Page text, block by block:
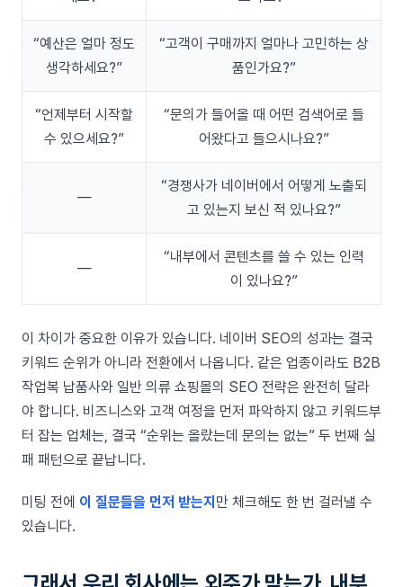
“예산은 얼마 정도
생각하세요?”
“고객이 구매까지 얼마나 고민하는 상
품인가요?”
“언제부터 시작할
수 있으세요?”
“문의가 들어올 때 어떤 검색어로 들
어왔다고 들으시나요?”
—
“경쟁사가 네이버에서 어떻게 노출되
고 있는지 보신 적 있나요?”
—
“내부에서 콘텐츠를 쓸 수 있는 인력
이 있나요?”
이 차이가 중요한 이유가 있습니다. 네이버 SEO의 성과는 결국
키워드 순위가 아니라 전환에서 나옵니다. 같은 업종이라도 B2B
작업복 납품사와 일반 의류 쇼핑몰의 SEO 전략은 완전히 달라
야 합니다. 비즈니스와 고객 여정을 먼저 파악하지 않고 키워드부
터 잡는 업체는, 결국 “순위는 올랐는데 문의는 없는” 두 번째 실
패 패턴으로 끝납니다.
미팅 전에 이 질문들을 먼저 받는지 만 체크해도 한 번 걸러낼 수
있습니다.